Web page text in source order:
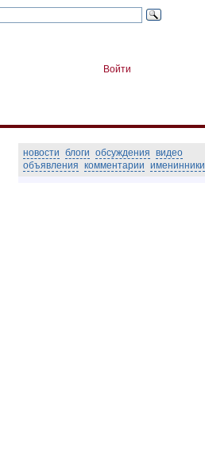
Войти
новости блоги обсуждения видео
объявления комментарии именинники